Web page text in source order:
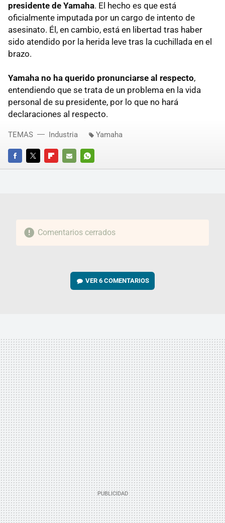
presidente de Yamaha. El hecho es que está
oficialmente imputada por un cargo de intento de
asesinato. Él, en cambio, está en libertad tras haber
sido atendido por la herida leve tras la cuchillada en el
brazo.
Yamaha no ha querido pronunciarse al respecto,
entendiendo que se trata de un problema en la vida
personal de su presidente, por lo que no hará
declaraciones al respecto.
FACEBOOKTWITTERFLIPBOARD
E-
WHATSAPP
TEMAS Industria Yamaha
Comentarios cerrados
VER6 COMENTARIOS